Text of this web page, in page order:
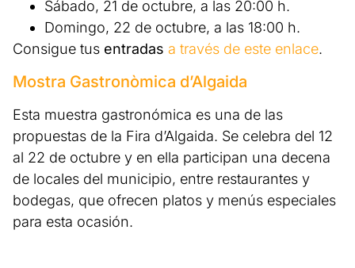
Sábado, 21 de octubre, a las 20:00 h.
Domingo, 22 de octubre, a las 18:00 h.
Consigue tus entradas a través de este enlace.
Mostra Gastronòmica d’Algaida
Esta muestra gastronómica es una de las
propuestas de la Fira d’Algaida. Se celebra del 12
al 22 de octubre y en ella participan una decena
de locales del municipio, entre restaurantes y
bodegas, que ofrecen platos y menús especiales
para esta ocasión.